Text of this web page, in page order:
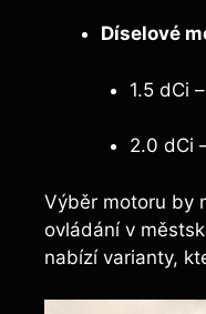
Díselové
1.5 dCi
2.0 dCi
Výběr motoru by
ovládání v
nabízí varianty,